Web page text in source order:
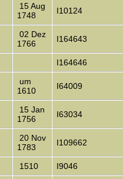
15 Aug
1748
I10124
02 Dez
1766
I164643
I164646
um
1610
I64009
15 Jan
1756
I63034
20 Nov
1783
I109662
1510 I9046